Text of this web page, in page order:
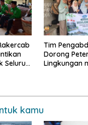
Seluruh
Tim
Dorong
Lingkungan
kamu